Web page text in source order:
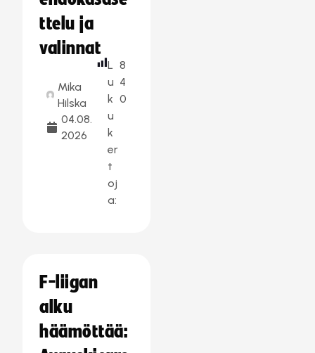
ttelu ja
valinnat
Mika
Hilska
04.08.
2026
L
u
k
u
k
er
t
oj
a:
8
4
0
F-liigan
alku
häämöttää: